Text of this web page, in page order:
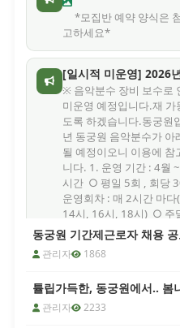
*모집반 예약 양식은
고하세요*
[일시적 미운영] 2026
※ 음악분수 장비 보수로
미운영 예정입니다.재 가
도록 하겠습니다.동궁원
년 동궁원 음악분수가 아
될 예정이오니 이용에 참
니다. 1. 운영 기간 : 4월
시간 ○ 평일 5회 , 회당
운영회차 : 매 2시간 마
14시, 16시, 18시) ○ 주
회 , 회당 30분 정도 - 운
시간 마다(10시 ~ 18시)
및 시간 등은 날씨나 동궁
씨 등에 따른 미운영 사
(통상 12월 ~ 차년도 3월
동궁원 기간제근로자 채용
관리자
1868
튤립가득한, 동궁원에서.. 봄
관리자
2233